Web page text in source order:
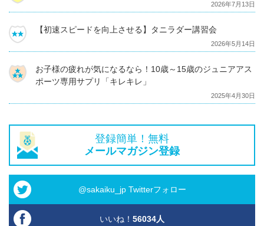
2026年7月13日
【初速スピードを向上させる】タニラダー講習会
2026年5月14日
お子様の疲れが気になるなら！10歳～15歳のジュニアアス
ポーツ専用サプリ「キレキレ」
2025年4月30日
登録簡単！無料
メールマガジン登録
@sakaiku_jp Twitterフォロー
いいね！ 56034人